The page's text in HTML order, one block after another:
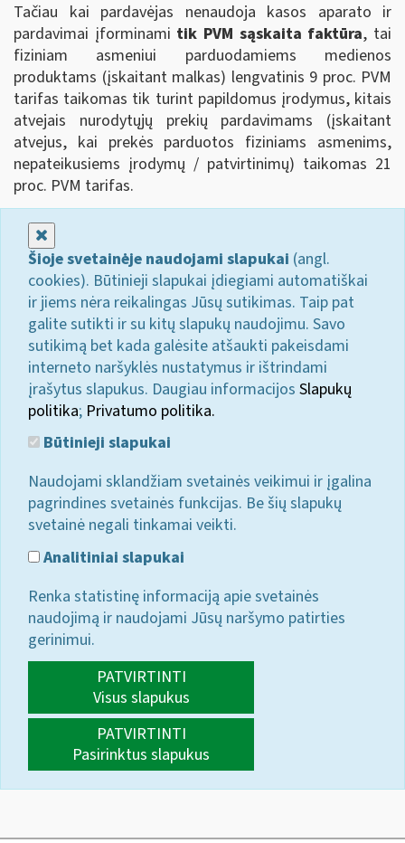
Tačiau kai pardavėjas nenaudoja kasos aparato ir
pardavimai įforminami tik PVM sąskaita faktūra, tai
fiziniam asmeniui parduodamiems medienos
produktams (įskaitant malkas) lengvatinis 9 proc. PVM
tarifas taikomas tik turint papildomus įrodymus, kitais
atvejais nurodytųjų prekių pardavimams (įskaitant
atvejus, kai prekės parduotos fiziniams asmenims,
nepateikusiems įrodymų / patvirtinimų) taikomas 21
proc. PVM tarifas.
Šioje svetainėje naudojami slapukai (angl.
cookies). Būtinieji slapukai įdiegiami automatiškai
ir jiems nėra reikalingas Jūsų sutikimas. Taip pat
galite sutikti ir su kitų slapukų naudojimu. Savo
sutikimą bet kada galėsite atšaukti pakeisdami
interneto naršyklės nustatymus ir ištrindami
įrašytus slapukus. Daugiau informacijos Slapukų
politika; Privatumo politika.
Būtinieji slapukai
Naudojami sklandžiam svetainės veikimui ir įgalina
pagrindines svetainės funkcijas. Be šių slapukų
svetainė negali tinkamai veikti.
Analitiniai slapukai
Renka statistinę informaciją apie svetainės
naudojimą ir naudojami Jūsų naršymo patirties
gerinimui.
PATVIRTINTI
Visus slapukus
PATVIRTINTI
Pasirinktus slapukus